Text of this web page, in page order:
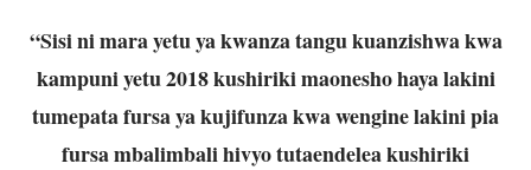
“Sisi ni mara yetu ya kwanza tangu kuanzishwa kwa
kampuni yetu 2018 kushiriki maonesho haya lakini
tumepata fursa ya kujifunza kwa wengine lakini pia
fursa mbalimbali hivyo tutaendelea kushiriki